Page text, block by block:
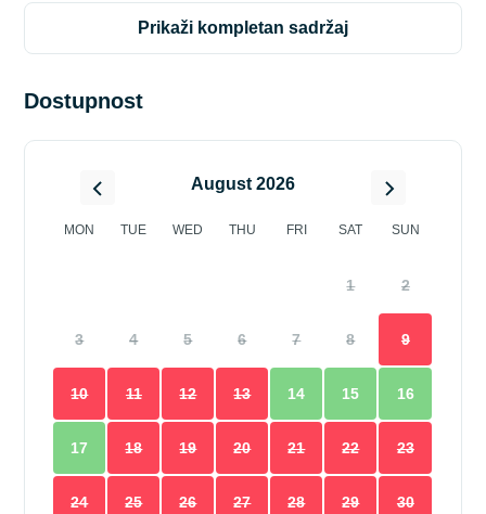
prikaži kompletan sadržaj
Dostupnost
August 2026
MON TUE WED THU FRI SAT SUN
1 2
3 4 5 6 7 8 9
10 11 12 13 14 15 16
17 18 19 20 21 22 23
24 25 26 27 28 29 30